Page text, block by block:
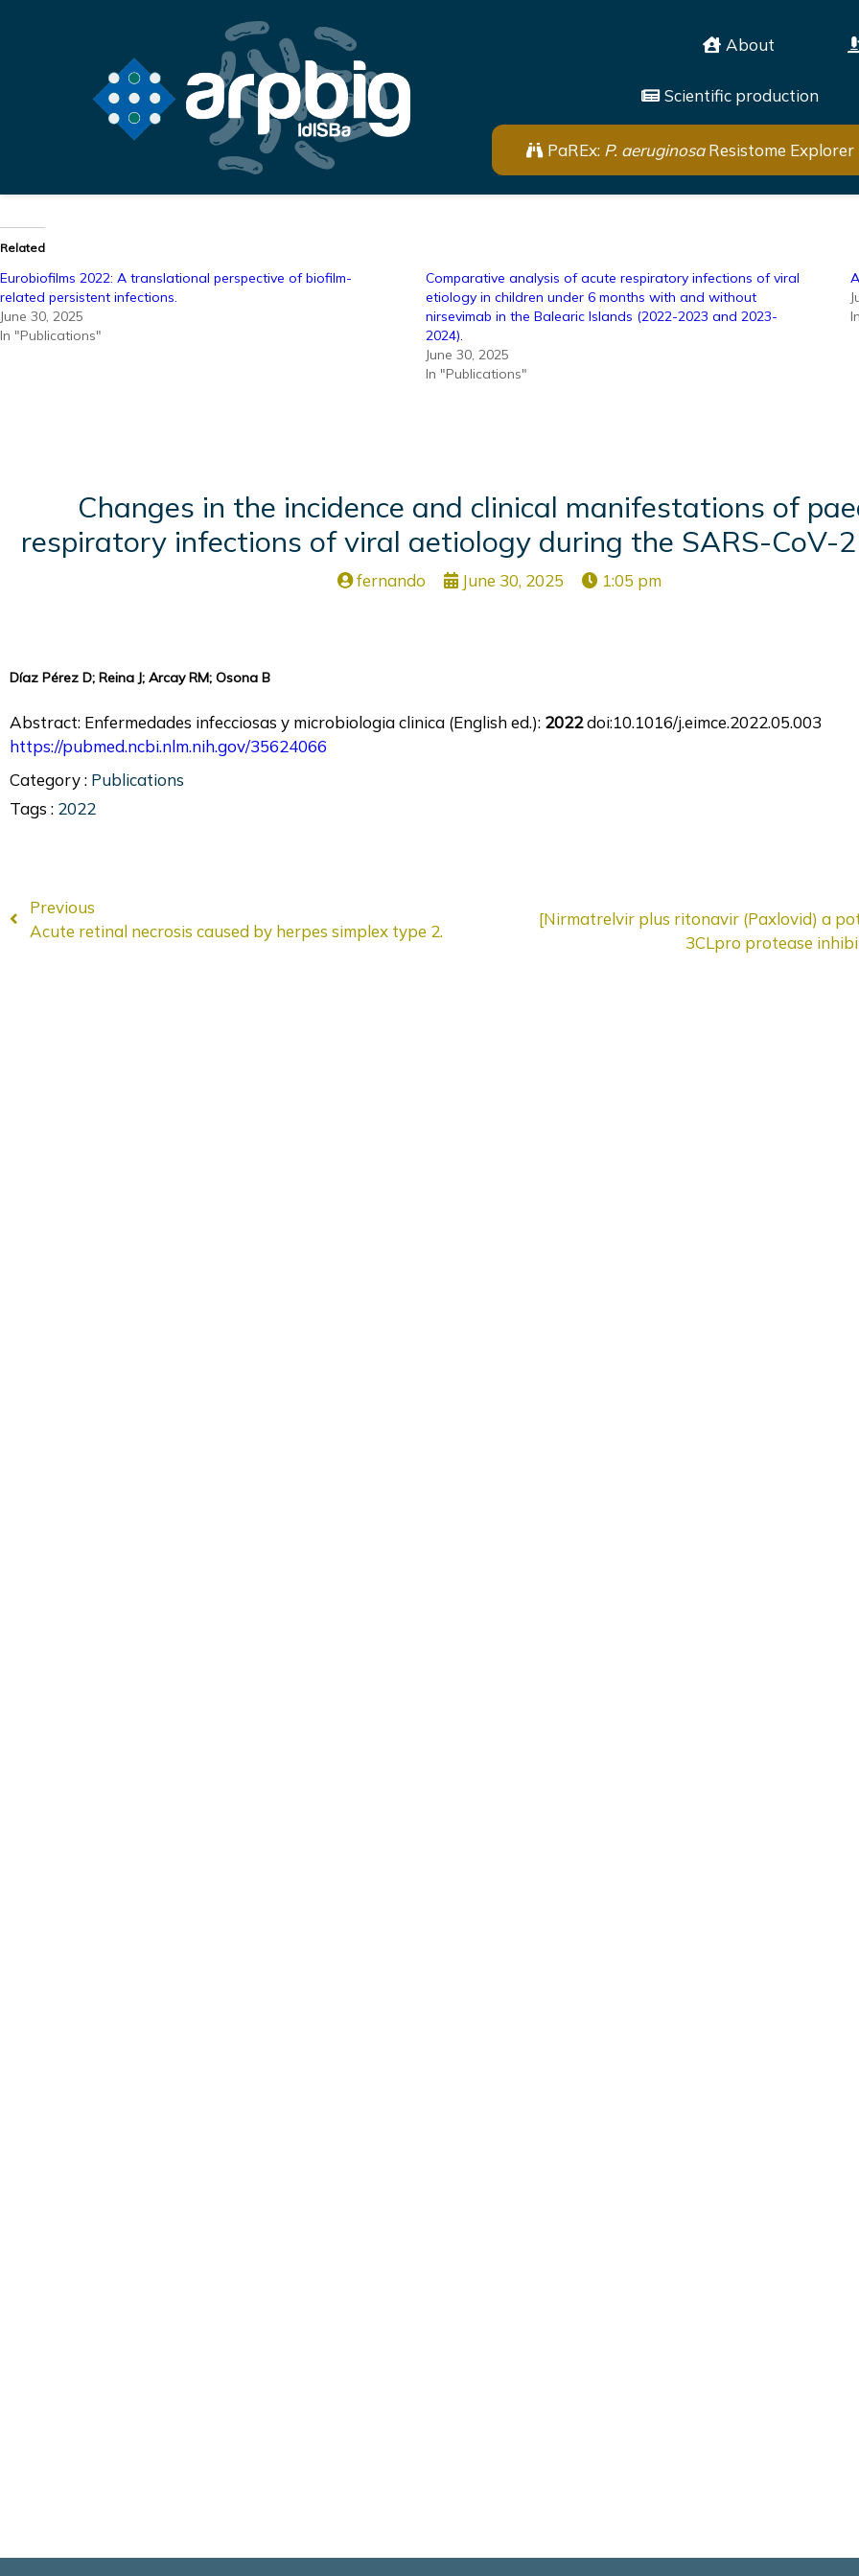
About
Scientific production
PaREx: P. aeruginosaResistome Explorer
Related
Eurobiofilms 2022: A translational perspective of biofilm-
related persistent infections.
June 30, 2025
In "Publications"
Comparative analysis of acute respiratory infections of viral
etiology in children under 6 months with and without
nirsevimab in the Balearic Islands (2022-2023 and 2023-
2024).
June 30, 2025
In "Publications"
Changes in the incidence and clinical manifestations of
respiratory infections of viral aetiology during the SARS-CoV-
fernando June 30, 2025 1:05 pm
Díaz Pérez D; Reina J; Arcay RM; Osona B
Abstract: Enfermedades infecciosas y microbiologia clinica (English ed.): 2022doi:10.1016/j.eimce.2022.05.003
https://pubmed.ncbi.nlm.nih.gov/35624066
Category : Publications
Tags : 2022
Previous
Acute retinal necrosis caused by herpes simplex type 2.
[Nirmatrelvir plus ritonavir (Paxlovid) a
3CLpro protease